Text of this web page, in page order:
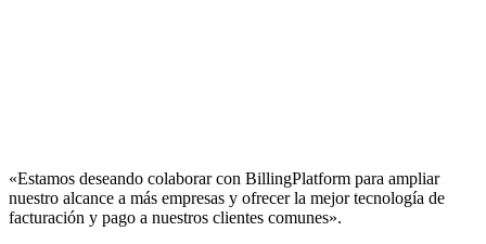
«Estamos deseando colaborar con BillingPlatform para ampliar
nuestro alcance a más empresas y ofrecer la mejor tecnología de
facturación y pago a nuestros clientes comunes».